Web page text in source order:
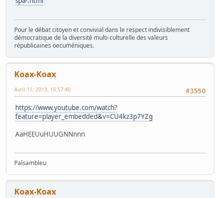
Pour le débat citoyen et convivial dans le respect indivisiblement
démocratique de la diversité multi-culturelle des valeurs
républicaines oecuméniques.
Koax-Koax
#3550
Avril 11, 2013, 18:57:40
https://www.youtube.com/watch?
feature=player_embedded&v=CU4kz3p7YZg
AaHEEUuHUUGNNnnn
Palsambleu
Koax-Koax